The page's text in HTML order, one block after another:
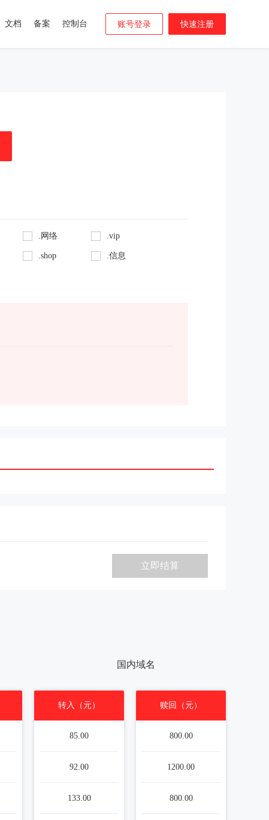
文档 备案 控制台 账号登录 快速注册
.网络 .vip
.shop .信息
立即结算
国内域名
转入（元） 赎回（元）
85.00 800.00
92.00 1200.00
133.00 800.00